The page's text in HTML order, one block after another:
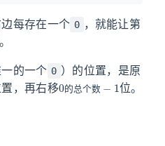
每存在一个 0 ，就能让第
一的一个 0 ）的位置，是原
，再右移
0 的总个数
−
位。